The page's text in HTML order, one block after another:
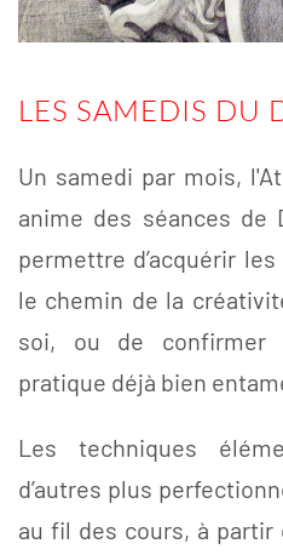
LES SAMEDIS DU
Un samedi par mois,
anime des séances de
permettre d’acquérir
le chemin de la
soi, ou de confirmer
pratique déjà bien
Les techniques
d’autres plus
au fil des cours, à partir